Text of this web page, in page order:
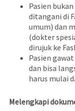
Pasien
ditangani di
umum) dan
(dokter
dirujuk ke
Pasien
dan bisa
harus mulai
Melengkapi